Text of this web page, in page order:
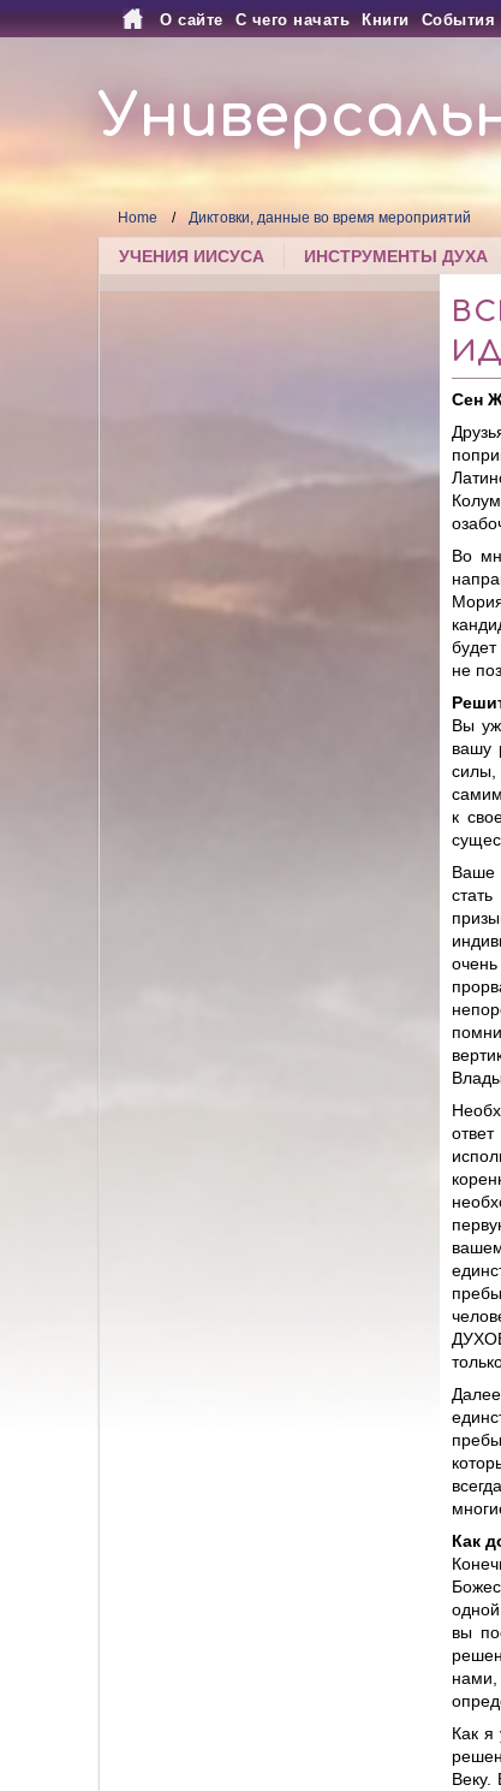
О сайте С чего начать Книги События
Home Диктовки, данные во время мероприятий
УЧЕНИЯ ИИСУСА ИНСТРУМЕНТЫ ДУХА
Сен
Во
не
Вы
вашу
силы,
к
Ваше
Как
вы
Как я
Веку.